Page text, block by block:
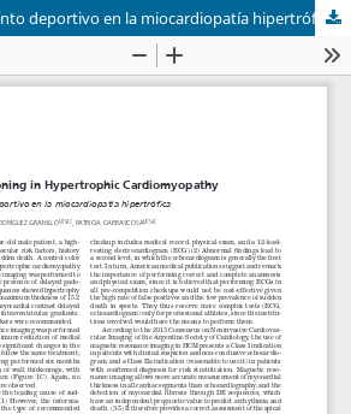
deportivo en la miocardiopatía hipertrófica